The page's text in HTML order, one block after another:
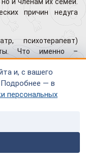
и, с вашего
Подробнее — в
персональных
contacts
причин недуга
психотерапевт)
Что именно –
антидепрессанты –
страдает
тревожной). Не
питаться,
и заниматься
и факты"